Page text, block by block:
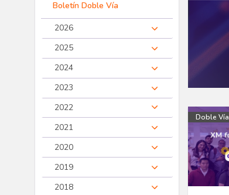
Boletín Doble Vía
2026
2025
2024
2023
2022
2021
2020
2019
2018
Doble Vía